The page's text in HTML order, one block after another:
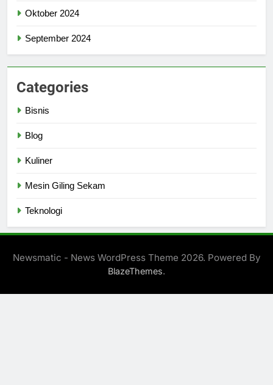
Oktober 2024
September 2024
Categories
Bisnis
Blog
Kuliner
Mesin Giling Sekam
Teknologi
Newsmatic - News WordPress Theme 2026. Powered By
BlazeThemes.